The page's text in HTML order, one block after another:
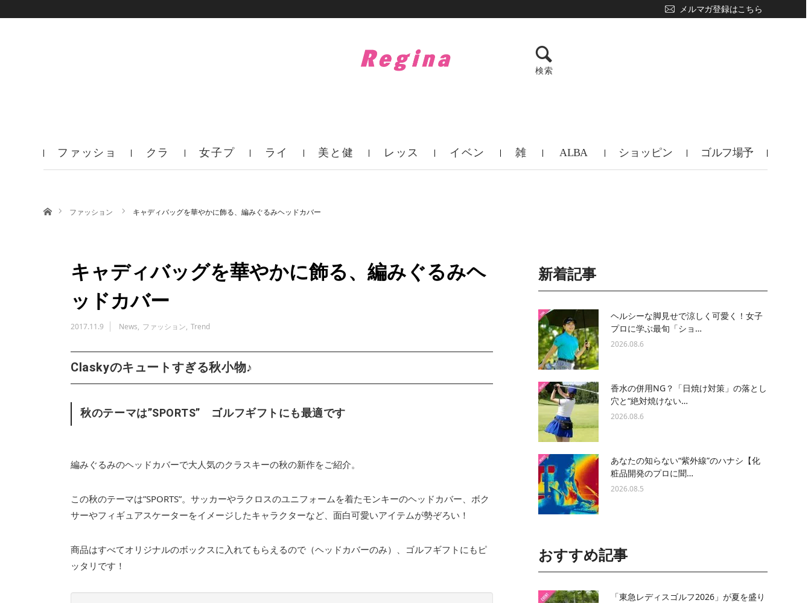
ファッショ クラ 女子プ ライ 美と健 レッス イベン 雑 ALBA ショッピン ゴルフ場予
メルマガ登録はこちら
検索
ホームファッション キャディバッグを華やかに飾る、編みぐるみヘッドカバー
キャディバッグを華やかに飾る、編みぐるみヘ
ッドカバー
2017.11.9 News ファッション Trend
Claskyのキュートすぎる秋小物♪
秋のテーマは”SPORTS” ゴルフギフトにも最適です
編みぐるみのヘッドカバーで大人気のクラスキーの秋の新作をご紹介。
この秋のテーマは”SPORTS”。サッカーやラクロスのユニフォームを着たモンキーのヘッドカバー、ボク
サーやフィギュアスケーターをイメージしたキャラクターなど、面白可愛いアイテムが勢ぞろい！
商品はすべてオリジナルのボックスに入れてもらえるので（ヘッドカバーのみ）、ゴルフギフトにもピ
ッタリです！
新着記事
ヘルシーな脚見せで涼しく可愛く！女子
プロに学ぶ最旬「ショ…
2026.08.6
香水の併用NG？「日焼け対策」の落とし
穴と“絶対焼けない…
2026.08.6
あなたの知らない“紫外線”のハナシ【化
粧品開発のプロに聞…
2026.08.5
おすすめ記事
「東急レディスゴルフ2026」が夏を盛り